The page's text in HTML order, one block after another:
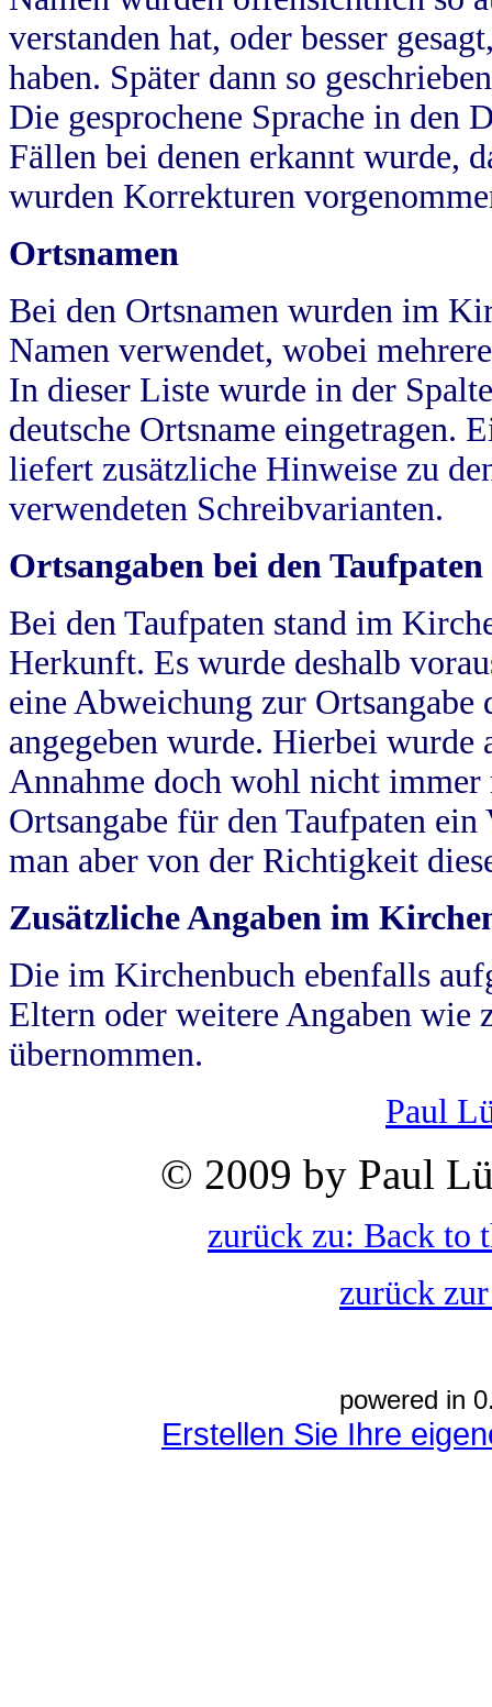
verstanden hat, oder besser
haben. Später dann so
Die gesprochene Sprache in
Fällen bei denen erkannt wurde,
wurden Korrekturen
Ortsnamen
Bei den Ortsnamen wurden im
Namen verwendet, wobei
In dieser Liste wurde in der
deutsche Ortsname eingetragen.
liefert zusätzliche Hinweise zu
verwendeten Schreibvarianten.
Ortsangaben bei den Taufpaten
Bei den Taufpaten stand im
Herkunft. Es wurde deshalb
eine Abweichung zur
angegeben wurde. Hierbei wurde
Annahme doch wohl nicht
Ortsangabe für den Taufpaten
man aber von der Richtigkeit
Zusätzliche Angaben im
Die im Kirchenbuch ebenfalls
Eltern oder weitere Angaben wie
übernommen.
Paul
© 2009 by Paul
zurück zu: Back to
zurück
powered in
Erstellen Sie Ihre